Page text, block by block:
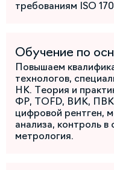
требованиям ISO
Обучение по
Повышаем
технологов,
НК. Теория и
ФР, TOFD, ВИК,
цифровой рентген,
анализа, контроль в
метрология.